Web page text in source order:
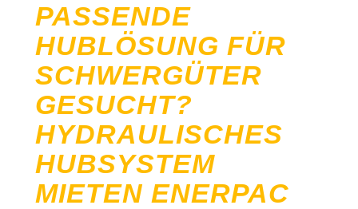
PASSENDE
HUBLÖSUNG FÜR
SCHWERGÜTER
GESUCHT?
HYDRAULISCHES
HUBSYSTEM
MIETEN ENERPAC